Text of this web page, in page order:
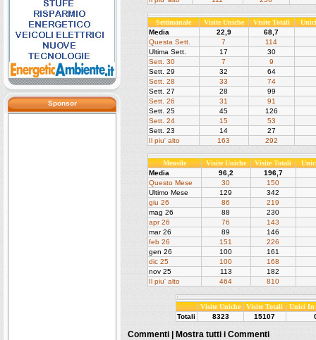
Sponsor
Settimanale Visite Uniche Visite Totali
Media
22,9
68,7
Questa Sett.
7
114
Ultima Sett.
17
30
Sett. 30
7
9
Sett. 29
32
64
Sett. 28
33
74
Sett. 27
28
99
Sett. 26
31
91
Sett. 25
45
126
Sett. 24
15
53
Sett. 23
14
27
Il piu' alto
163 292
Mensile Visite Uniche Visite Totali
Media
96,2
196,7
Questo Mese
30
150
Ultimo Mese
129
342
giu 26
86
219
mag 26
88
230
apr 26
76
143
mar 26
89
146
feb 26
151
226
gen 26
100
161
dic 25
100
168
nov 25
113
182
Il piu' alto
464 810
Visite Uniche Visite Totali
Unici In
Totali
8323 15107
Commenti | Mostra tutti i Commenti